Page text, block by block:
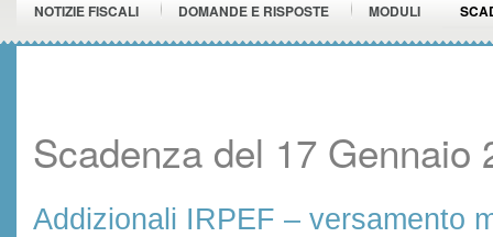
NOTIZIE FISCALI DOMANDE E RISPOSTE MODULI
Scadenza del 17 Gennaio
Addizionali IRPEF – versamento